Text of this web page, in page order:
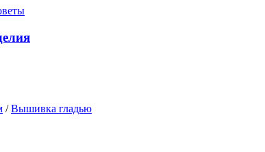
/Вышивка гладью